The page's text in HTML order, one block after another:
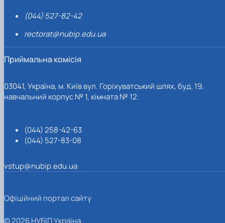
(044) 527-82-42
rectorat@nubip.edu.ua
Приймальна комісія
03041, Україна, м. Київ вул. Горіхуватський шлях, буд. 19,
навчальний корпус № 1, кімната № 12.
(044) 258-42-63
(044) 527-83-08
vstup@nubip.edu.ua
Офіційний портал сайту
© 2026 НУБІП Україна